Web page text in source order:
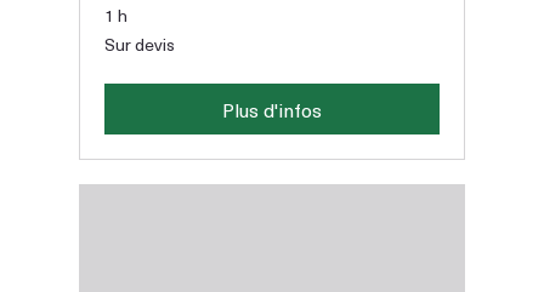
1 h
Sur
devis
Sur devis
Plus d'infos